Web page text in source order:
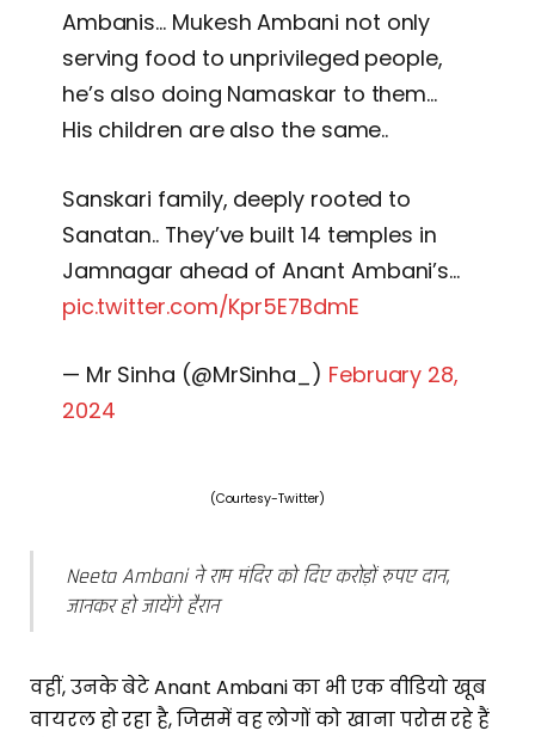
Ambanis… Mukesh Ambani not only
serving food to unprivileged people,
he’s also doing Namaskar to them…
His children are also the same..
Sanskari family, deeply rooted to
Sanatan.. They’ve built 14 temples in
Jamnagar ahead of Anant Ambani’s…
pic.twitter.com/Kpr5E7BdmE
— Mr Sinha (@MrSinha_) February 28,
2024
(Courtesy-Twitter)
Neeta Ambani ने राम मंदिर को दिए करोड़ों रुपए दान,
जानकर हो जायेंगे हैरान
वहीं, उनके बेटे Anant Ambani का भी एक वीडियो खूब
वायरल हो रहा है, जिसमें वह लोगों को खाना परोस रहे हैं